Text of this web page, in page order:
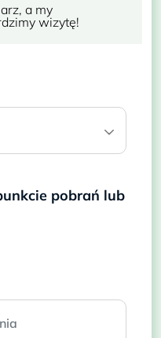
a my
wizytę!
pobrań lub